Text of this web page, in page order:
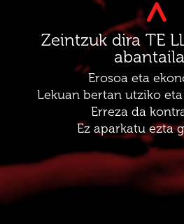
Zeintzuk dira TE
Erosoa eta
Lekuan bertan utziko
Erreza da
Ez aparkatu ezta